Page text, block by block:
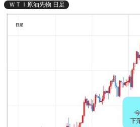
ＷＴＩ原油先物 日足